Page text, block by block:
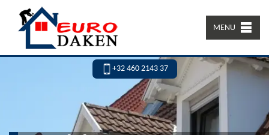
MENU
+32 460 2143 37